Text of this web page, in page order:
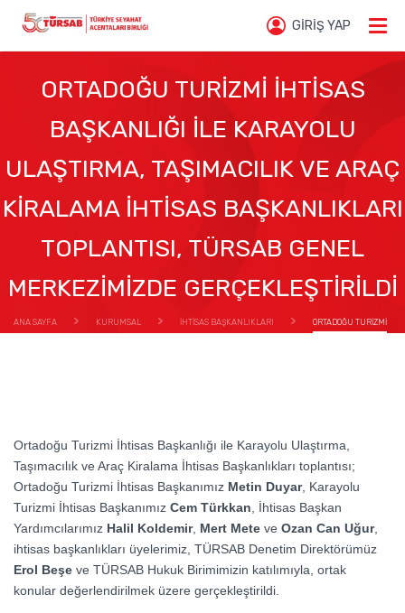
GİRİŞ YAP
ORTADOĞU TURİZMİ İHTİSAS
BAŞKANLIĞI İLE KARAYOLU
ULAŞTIRMA, TAŞIMACILIK VE ARAÇ
KİRALAMA İHTİSAS BAŞKANLIKLARI
TOPLANTISI, TÜRSAB GENEL
MERKEZİMİZDE GERÇEKLEŞTİRİLDİ
ANA SAYFA KURUMSAL İHTİSAS BAŞKANLIKLARI ORTADOĞU TURİZMİ
Ortadoğu Turizmi İhtisas Başkanlığı ile Karayolu Ulaştırma,
Taşımacılık ve Araç Kiralama İhtisas Başkanlıkları toplantısı;
Ortadoğu Turizmi İhtisas Başkanımız Metin Duyar, Karayolu
Turizmi İhtisas Başkanımız Cem Türkkan , İhtisas Başkan
Yardımcılarımız Halil Koldemir, Mert Mete ve Ozan Can Uğur,
ihtisas başkanlıkları üyelerimiz, TÜRSAB Denetim Direktörümüz
Erol Beşe ve TÜRSAB Hukuk Birimimizin katılımıyla, ortak
konular değerlendirilmek üzere gerçekleştirildi.